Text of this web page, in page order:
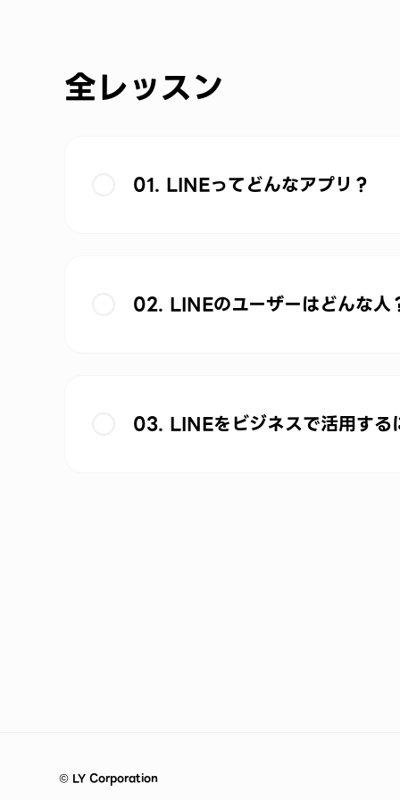
全レッスン
01. LINEってどんなアプリ？
02. LINEのユーザーはどんな人
03. LINEをビジネスで活用する
© LY Corporation